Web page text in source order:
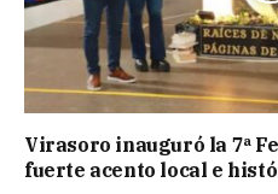
Virasoro inauguró la 7ª
fuerte acento local e